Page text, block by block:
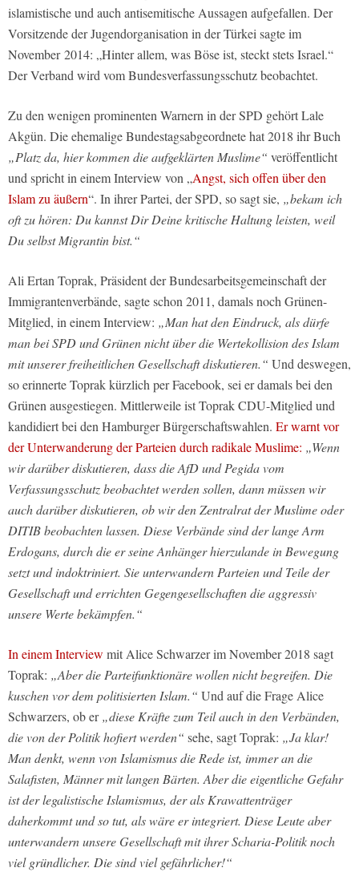
islamistische und auch antisemitische Aussagen aufgefallen. Der
Vorsitzende der Jugendorganisation in der Türkei sagte im
November 2014: „Hinter allem, was Böse ist, steckt stets Israel.“
Der Verband wird vom Bundesverfassungsschutz beobachtet.
Zu den wenigen prominenten Warnern in der SPD gehört Lale
Akgün. Die ehemalige Bundestagsabgeordnete hat 2018 ihr Buch
„Platz da, hier kommen die aufgeklärten Muslime“ veröffentlicht
und spricht in einem Interview von „Angst, sich offen über den
Islam zu äußern“. In ihrer Partei, der SPD, so sagt sie, „bekam ich
oft zu hören: Du kannst Dir Deine kritische Haltung leisten, weil
Du selbst Migrantin bist.“
Ali Ertan Toprak, Präsident der Bundesarbeitsgemeinschaft der
Immigrantenverbände, sagte schon 2011, damals noch Grünen-
Mitglied, in einem Interview: „Man hat den Eindruck, als dürfe
man bei SPD und Grünen nicht über die Wertekollision des Islam
mit unserer freiheitlichen Gesellschaft diskutieren.“ Und deswegen,
so erinnerte Toprak kürzlich per Facebook, sei er damals bei den
Grünen ausgestiegen. Mittlerweile ist Toprak CDU-Mitglied und
kandidiert bei den Hamburger Bürgerschaftswahlen. Er warnt vor
der Unterwanderung der Parteien durch radikale Muslime: „Wenn
wir darüber diskutieren, dass die AfD und Pegida vom
Verfassungsschutz beobachtet werden sollen, dann müssen wir
auch darüber diskutieren, ob wir den Zentralrat der Muslime oder
DITIB beobachten lassen. Diese Verbände sind der lange Arm
Erdogans, durch die er seine Anhänger hierzulande in Bewegung
setzt und indoktriniert. Sie unterwandern Parteien und Teile der
Gesellschaft und errichten Gegengesellschaften die aggressiv
unsere Werte bekämpfen.“
In einem Interview mit Alice Schwarzer im November 2018 sagt
Toprak: „Aber die Parteifunktionäre wollen nicht begreifen. Die
kuschen vor dem politisierten Islam.“ Und auf die Frage Alice
Schwarzers, ob er„diese Kräfte zum Teil auch in den Verbänden,
die von der Politik hofiert werden“ sehe, sagt Toprak: „Ja klar!
Man denkt, wenn von Islamismus die Rede ist, immer an die
Salafisten, Männer mit langen Bärten. Aber die eigentliche Gefahr
ist der legalistische Islamismus, der als Krawattenträger
daherkommt und so tut, als wäre er integriert. Diese Leute aber
unterwandern unsere Gesellschaft mit ihrer Scharia-Politik noch
viel gründlicher. Die sind viel gefährlicher!“